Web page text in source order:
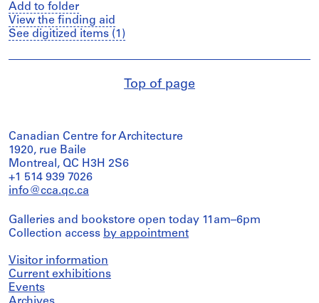
Add to folder
View the finding aid
See digitized items (1)
Top of page
Canadian Centre for Architecture
1920, rue Baile
Montreal, QC H3H 2S6
+1 514 939 7026
info@cca.qc.ca
Galleries and bookstore open today 11am–6pm
Collection access by appointment
Visitor information
Current exhibitions
Events